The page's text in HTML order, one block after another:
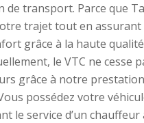
de transport. Parce que
trajet tout en
grâce à la haute
le VTC ne cesse
grâce à notre
possédez votre
le service d’un